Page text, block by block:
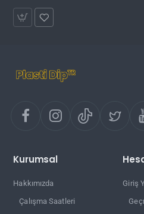
Kurumsal
Hakkımızda
Çalışma Saatleri
Giriş